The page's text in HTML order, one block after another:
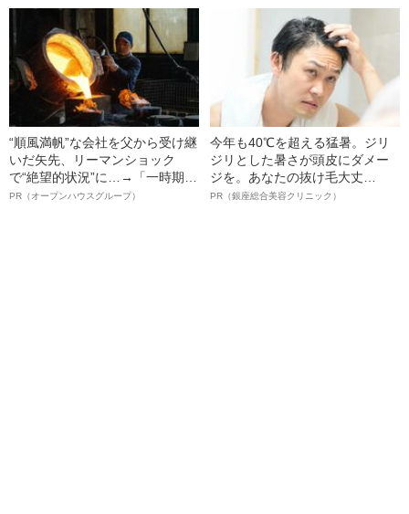
ト”が生み出した徹底ケアとは
“順風満帆”な会社を父から受け継
いだ矢先、リーマンショック
で“絶望的状況”に…→「一時期は
納品3年待ち」のヒット商品を生
PR（オープンハウスグループ）
今年も40℃を超える猛暑。ジリ
ジリとした暑さが頭皮にダメー
ジを。あなたの抜け毛大丈
夫！？
PR（銀座総合美容クリニック）